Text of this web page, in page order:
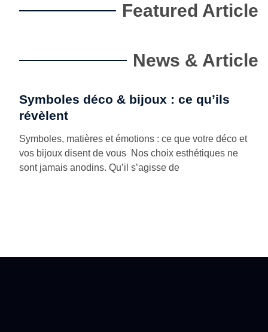
Featured Article
News & Article
Symboles déco & bijoux : ce qu’ils
révèlent
Symboles, matières et émotions : ce que votre déco et
vos bijoux disent de vous Nos choix esthétiques ne
sont jamais anodins. Qu’il s’agisse de